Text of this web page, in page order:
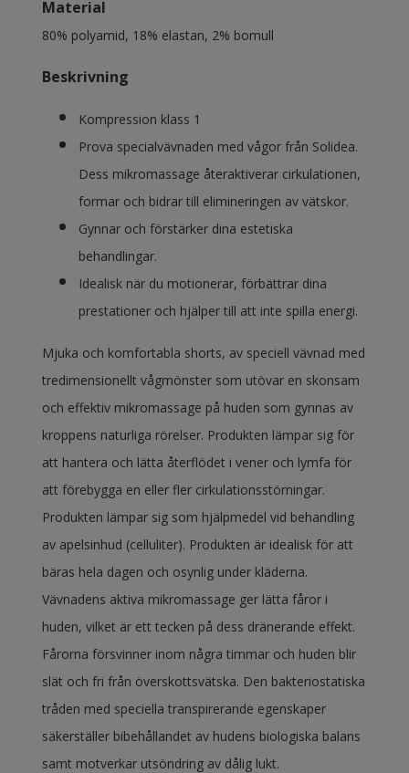
Material
80% polyamid, 18% elastan, 2% bomull
Beskrivning
Kompression klass 1
Prova specialvävnaden med vågor från Solidea.
Dess mikromassage återaktiverar cirkulationen,
formar och bidrar till elimineringen av vätskor.
Gynnar och förstärker dina estetiska
behandlingar.
Idealisk när du motionerar, förbättrar dina
prestationer och hjälper till att inte spilla energi.
Mjuka och komfortabla shorts, av speciell vävnad med
tredimensionellt vågmönster som utövar en skonsam
och effektiv mikromassage på huden som gynnas av
kroppens naturliga rörelser. Produkten lämpar sig för
att hantera och lätta återflödet i vener och lymfa för
att förebygga en eller fler cirkulationsstörningar.
Produkten lämpar sig som hjälpmedel vid behandling
av apelsinhud (celluliter). Produkten är idealisk för att
bäras hela dagen och osynlig under kläderna.
Vävnadens aktiva mikromassage ger lätta fåror i
huden, vilket är ett tecken på dess dränerande effekt.
Fårorna försvinner inom några timmar och huden blir
slät och fri från överskottsvätska. Den bakteriostatiska
tråden med speciella transpirerande egenskaper
säkerställer bibehållandet av hudens biologiska balans
samt motverkar utsöndring av dålig lukt.